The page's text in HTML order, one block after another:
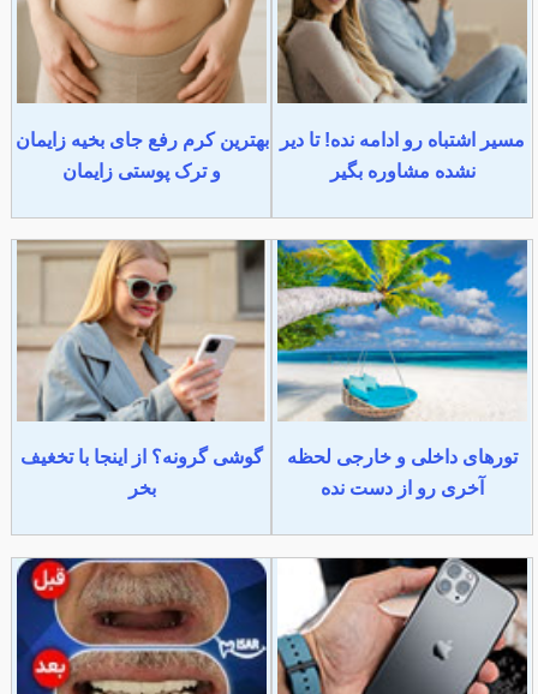
مسیر اشتباه رو ادامه نده! تا دیر
نشده مشاوره بگیر
بهترین کرم رفع جای بخیه زایمان
و ترک پوستی زایمان
تورهای داخلی و خارجی لحظه
آخری رو از دست نده
گوشی گرونه؟ از اینجا با تخغیف
بخر